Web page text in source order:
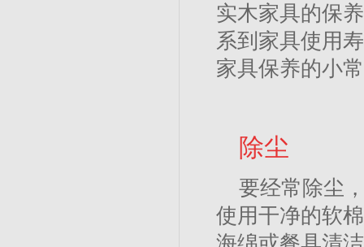
实木家具的保
系到家具使用
家具保养的小
除尘
要经常除尘
使用干净的软